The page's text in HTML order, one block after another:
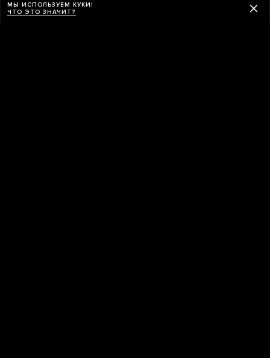
МЫ ИСПОЛЬЗУЕМ КУКИ!
ЧТО ЭТО ЗНАЧИТ?